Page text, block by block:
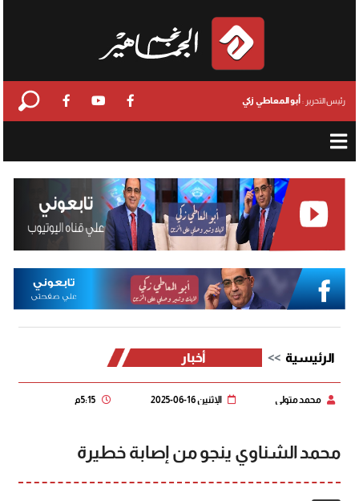
رئيس التحرير : أبو المعاطي زكي
الرئيسية أخبار
محمد متولي الإثنين 16-06-2025 5:15 م
محمد الشناوي ينجو من إصابة خطيرة